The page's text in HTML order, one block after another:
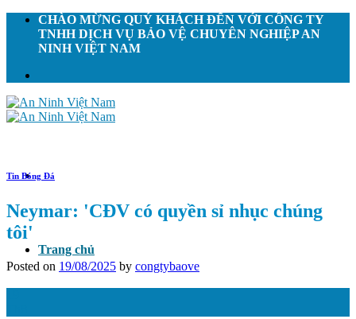
Skip
content
CHÀO MỪNG QUÝ KHÁCH ĐẾN VỚI CÔNG TY
TNHH DỊCH VỤ BẢO VỆ CHUYÊN NGHIỆP AN
NINH VIỆT NAM
Trang chủ
Tin Bóng Đá
Neymar: 'CĐV có quyền sỉ nhục chúng
tôi'
Posted on 19/08/2025 by congtybaove